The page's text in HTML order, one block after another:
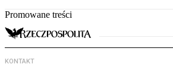
Promowane treści
KONTAKT